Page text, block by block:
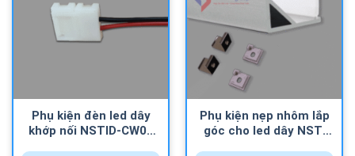
Phụ kiện đèn led dây
khớp nối NSTID-CW08
Phụ kiện nẹp nhôm lắp
góc cho led dây NST-